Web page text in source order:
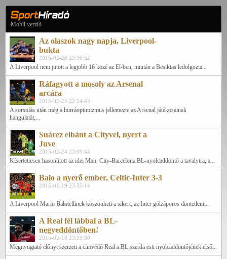
Mobil verzió
Az olaszok nagy napja, Liverpool-
bukta
2015-02-26 23:36:52
A Liverpool nem jutott a legjobb 16 közé az El-ben, miután a Besiktas ledolgozta...
Ráfagyott a mosoly az Arsenal
arcára
2015-02-25 23:14:43
A sorsolás után még a hurráoptimizmus jellemezte az Arsenal játékosainak
hangulatát,...
Suárez elbánt a Cityvel, nyert a
Juve
2015-02-24 23:09:44
Kísértetiesen hasonlított az idei Man. City-Barcelona BL-nyolcaddöntő a tavalyira, a...
Balo a nyerő ember, Celtic-Inter 3-3
2015-02-19 23:35:14
A Liverpool Mario Balotellinek köszönheti a sikert, az Inter gólzáporos döntetlent...
A Real fél lábbal a BL-
negyeddöntőben!
2015-02-18 23:19:30
Megnyugtató előnyt szerzett a címvédő Real a BL szerda esti nyolcaddöntőjének első...